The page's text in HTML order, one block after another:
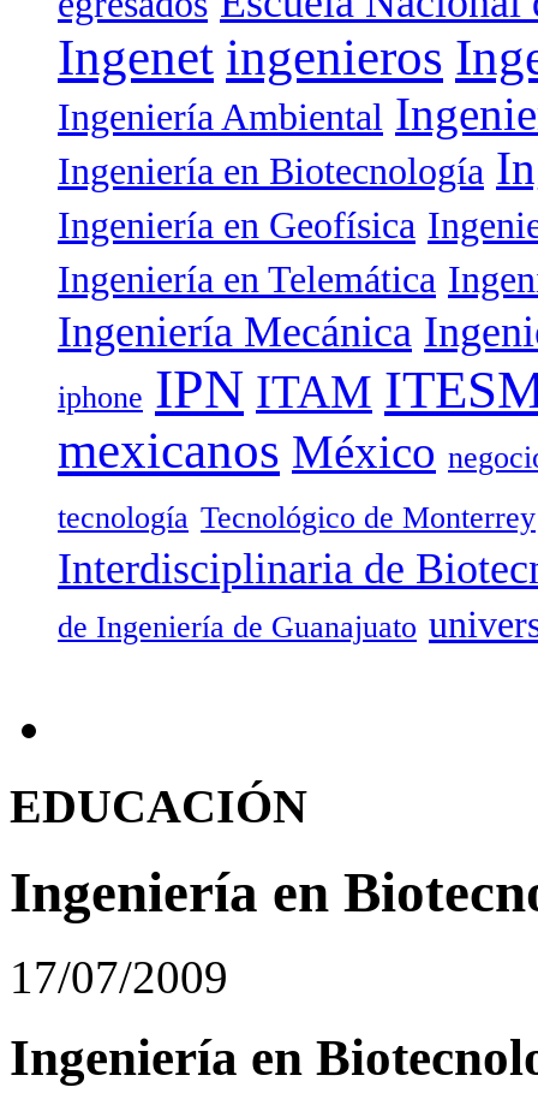
Ingenet ingenieros
Ingeniería Ambiental
Ingeniería en Biotecnología
Ingeniería en Geofísica
Ingeniería en Telemática
Ingeniería Mecánica
iphone IPN ITAM
mexicanos México
tecnología Tecnológico de Monterrey
Interdisciplinaria de
de Ingeniería de Guanajuato
EDUCACIÓN
Ingeniería en
17/07/2009
Ingeniería en